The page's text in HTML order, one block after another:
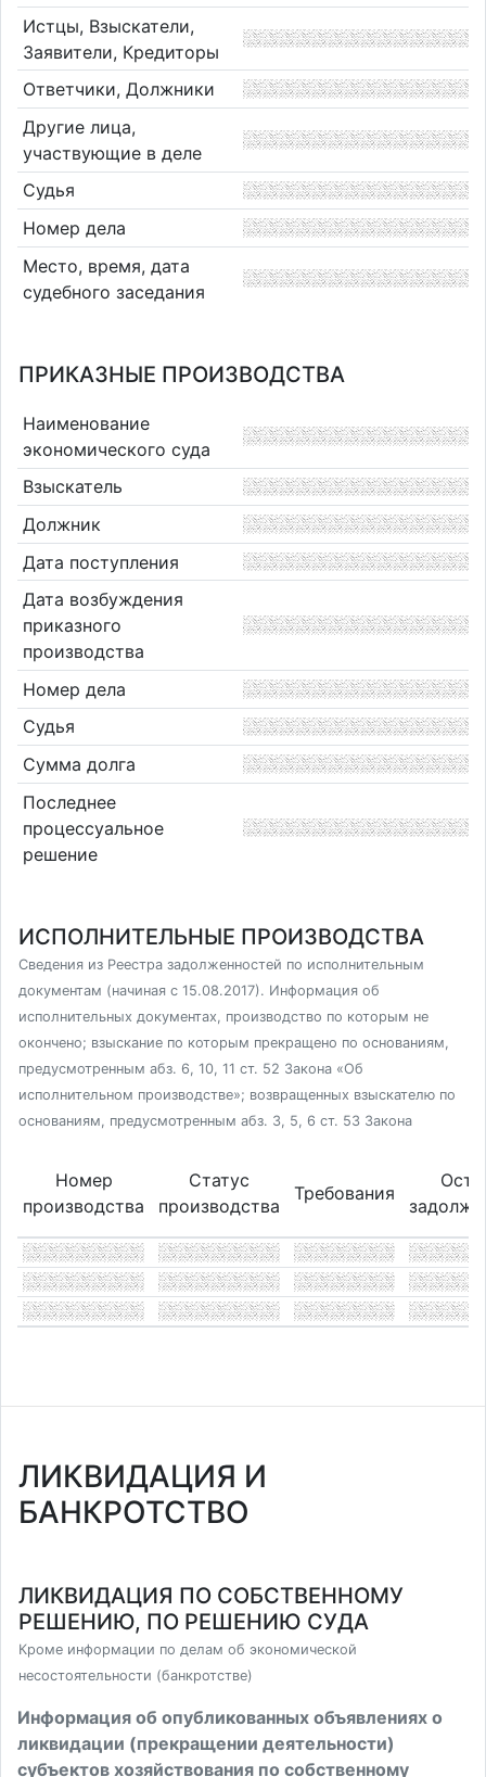
Истцы, Взыскатели,
Заявители, Кредиторы
Ответчики, Должники
Другие лица,
участвующие в деле
Судья
Номер дела
Место, время, дата
судебного заседания
ПРИКАЗНЫЕ ПРОИЗВОДСТВА
Наименование
экономического суда
Взыскатель
Должник
Дата поступления
Дата возбуждения
приказного
производства
Номер дела
Судья
Сумма долга
Последнее
процессуальное
решение
ИСПОЛНИТЕЛЬНЫЕ ПРОИЗВОДСТВА
Сведения из Реестра задолженностей по исполнительным
документам (начиная с 15.08.2017). Информация об
исполнительных документах, производство по которым не
окончено; взыскание по которым прекращено по основаниям,
предусмотренным абз. 6, 10, 11 ст. 52 Закона «Об
исполнительном производстве»; возвращенных взыскателю по
основаниям, предусмотренным абз. 3, 5, 6 ст. 53 Закона
Номер
производства
Статус
производства
Требования
ЛИКВИДАЦИЯ И
БАНКРОТСТВО
ЛИКВИДАЦИЯ ПО СОБСТВЕННОМУ
РЕШЕНИЮ, ПО РЕШЕНИЮ СУДА
Кроме информации по делам об экономической
несостоятельности (банкротстве)
Информация об опубликованных объявлениях о
ликвидации (прекращении деятельности)
субъектов хозяйствования по собственному